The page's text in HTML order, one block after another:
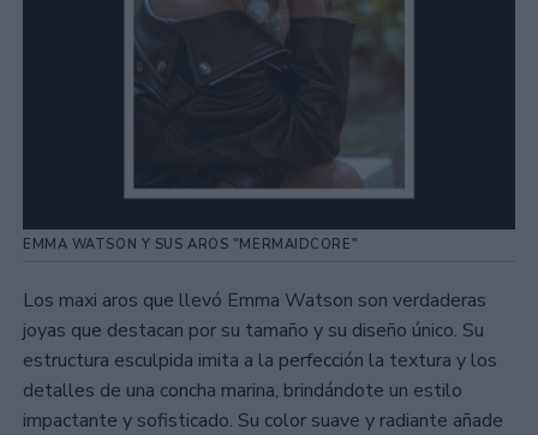
EMMA WATSON Y SUS AROS "MERMAIDCORE"
Los maxi aros que llevó Emma Watson son verdaderas
joyas que destacan por su tamaño y su diseño único. Su
estructura esculpida imita a la perfección la textura y los
detalles de una concha marina, brindándote un estilo
impactante y sofisticado. Su color suave y radiante añade